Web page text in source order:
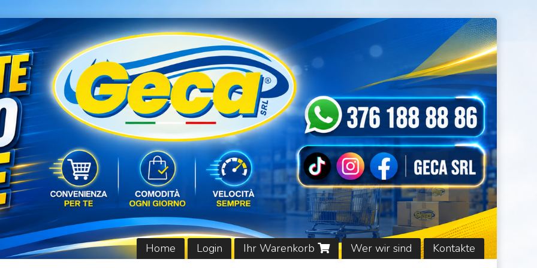
Home Login Ihr Warenkorb Wer wir sind Kontakte